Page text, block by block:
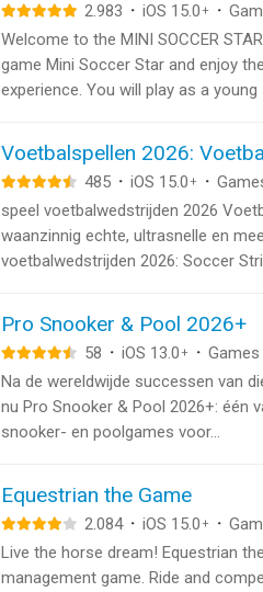
2.983 · iOS 15.0 + ·
Welcome to the MINI SOCCER
game Mini Soccer Star and enjoy
experience. You will play as a young
Voetbalspellen 2026:
485 · iOS 15.0 + ·
speel voetbalwedstrijden 2026
waanzinnig echte, ultrasnelle en
voetbalwedstrijden 2026: Soccer
Pro Snooker & Pool 2026+
58 · iOS 13.0 + · Games
Na de wereldwijde successen van
nu Pro Snooker & Pool 2026+: één
snooker- en poolgames voor...
Equestrian the Game
2.084 · iOS 15.0 + ·
Live the horse dream! Equestrian
management game. Ride and